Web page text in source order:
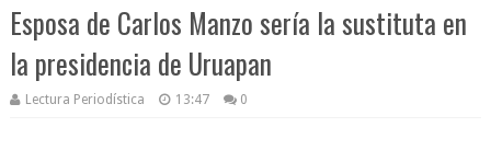
Esposa de Carlos Manzo sería la sustituta en
la presidencia de Uruapan
Lectura Periodística 13:47 0